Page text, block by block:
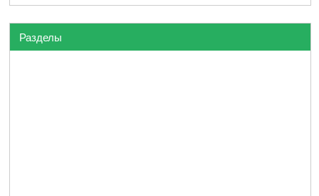
Разделы